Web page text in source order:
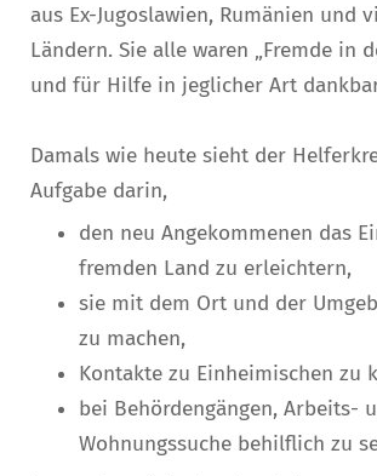
aus Ex-Jugoslawien, Rumänien und
Ländern. Sie alle waren „Fremde in
und für Hilfe in jeglicher Art
Damals wie heute sieht der
Aufgabe darin,
den neu Angekommenen das
fremden Land zu erleichtern,
sie mit dem Ort und der
zu machen,
Kontakte zu Einheimischen zu
bei Behördengängen, Arbeits-
Wohnungssuche behilflich zu